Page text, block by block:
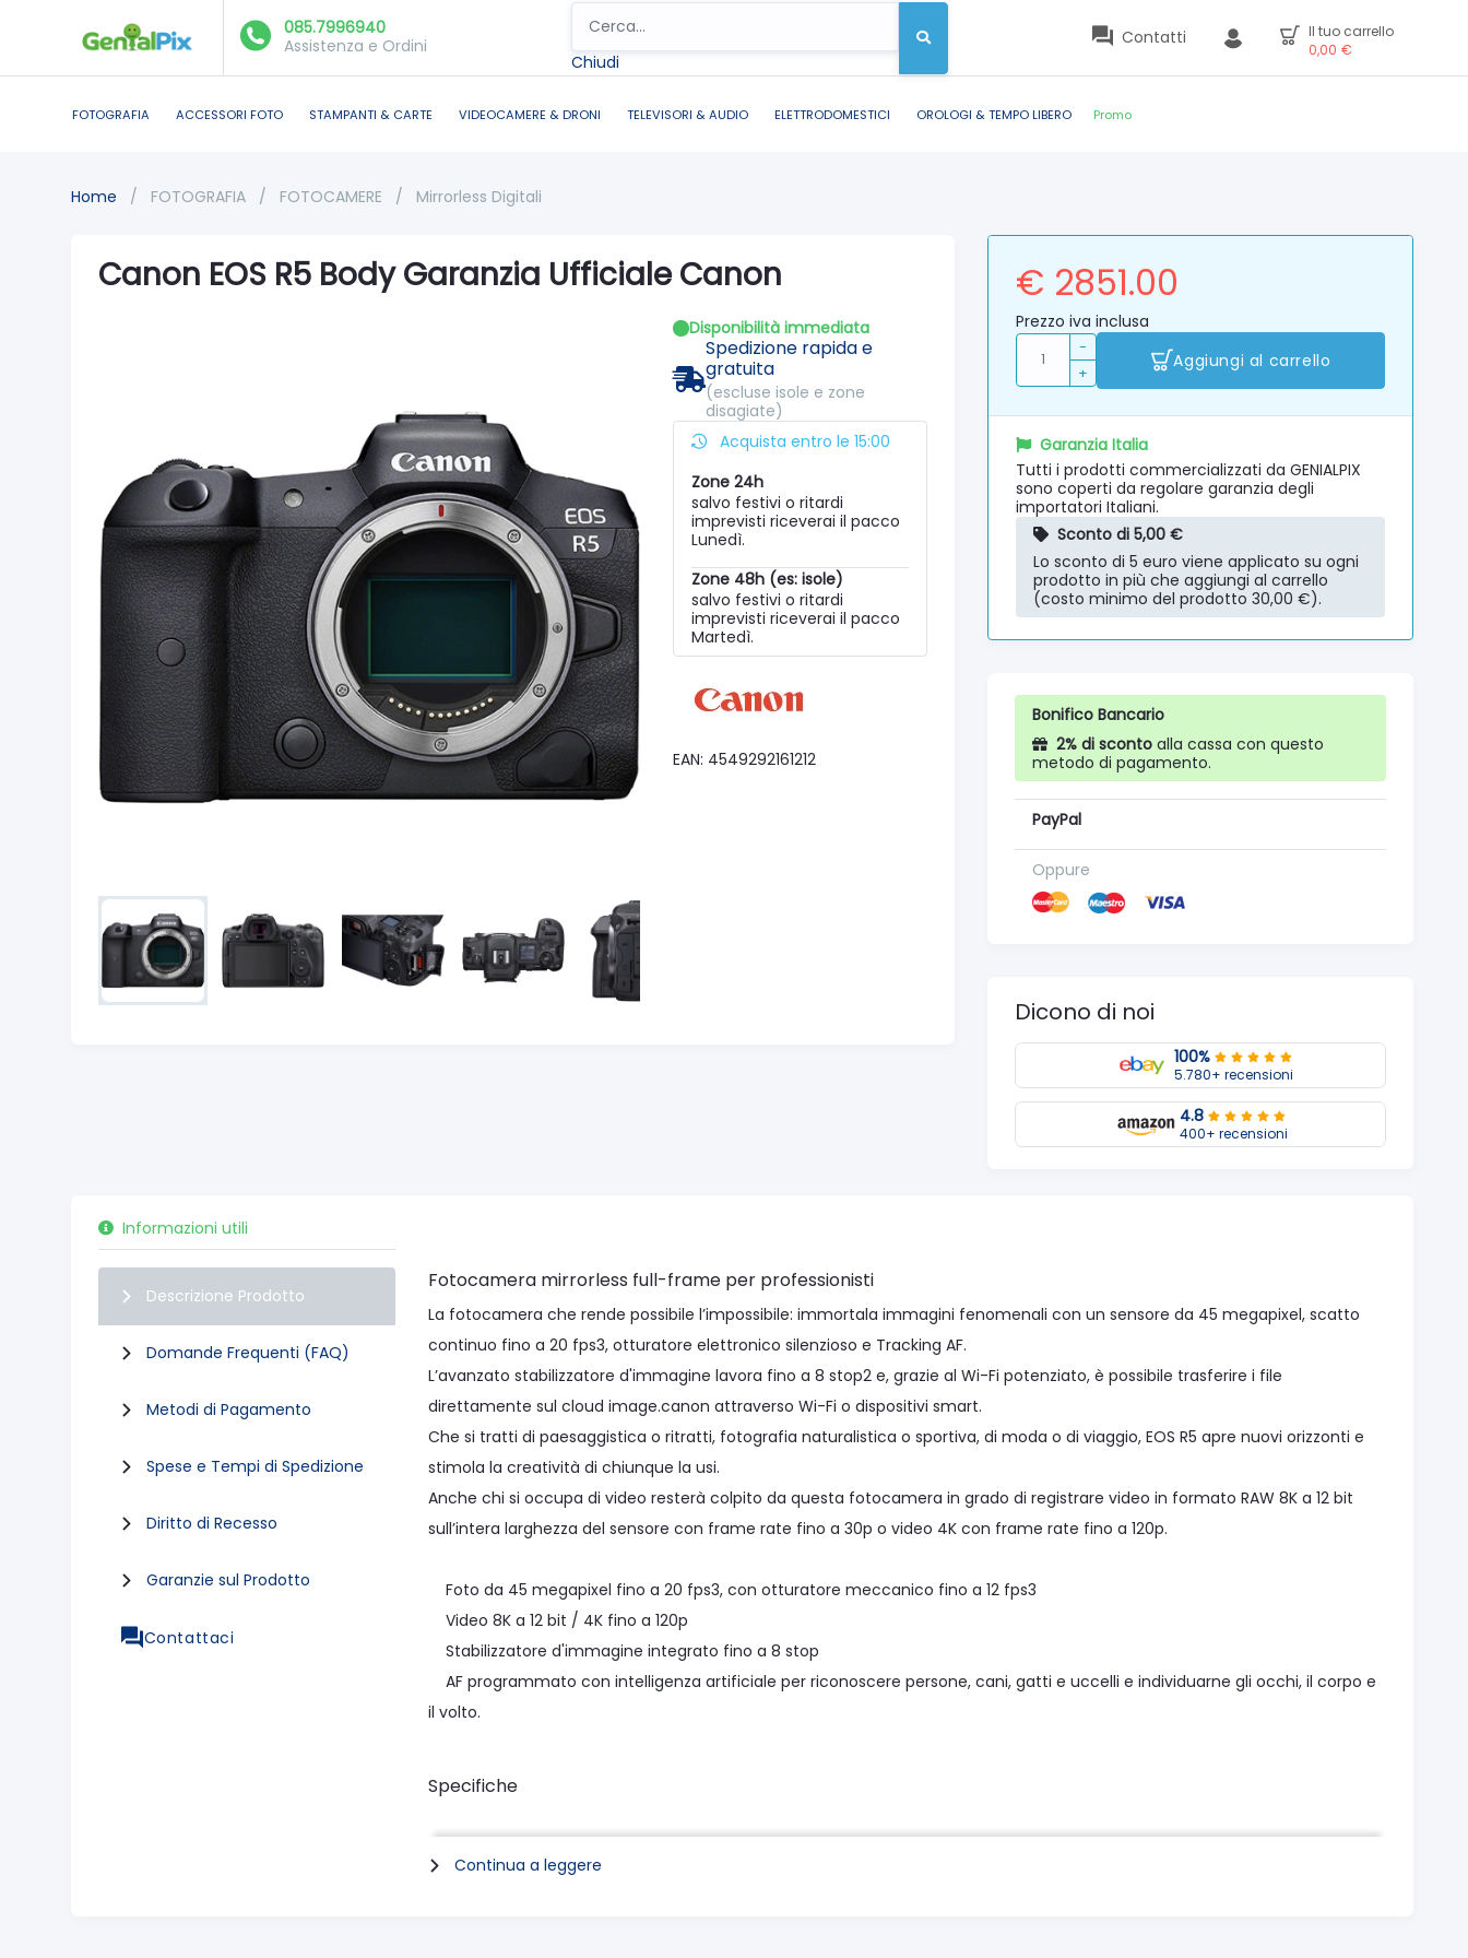
085.7996940
Assistenza e Ordini
Chiudi
Contatti
Il tuo carrello
0,00 €
FOTOGRAFIA ACCESSORI FOTO STAMPANTI & CARTE VIDEOCAMERE & DRONI TELEVISORI & AUDIO ELETTRODOMESTICI OROLOGI & TEMPO LIBERO Promo
Home / FOTOGRAFIA / FOTOCAMERE / Mirrorless Digitali
Canon EOS R5 Body Garanzia Ufficiale Canon
Disponibilità immediata
Spedizione rapida e
gratuita
(escluse isole e zone
disagiate)
Acquista entro le 15:00
Zone 24h
salvo festivi o ritardi
imprevisti riceverai il pacco
Lunedì.
Zone 48h (es: isole)
salvo festivi o ritardi
imprevisti riceverai il pacco
Martedì.
EAN: 4549292161212
€ 2851.00
Prezzo iva inclusa
-
+
Aggiungi al carrello
Garanzia Italia
Tutti i prodotti commercializzati da GENIALPIX
sono coperti da regolare garanzia degli
importatori Italiani.
Sconto di 5,00 €
Lo sconto di 5 euro viene applicato su ogni
prodotto in più che aggiungi al carrello
(costo minimo del prodotto 30,00 €).
Bonifico Bancario
2% di sconto alla cassa con questo
metodo di pagamento.
PayPal
Oppure
Dicono di noi
100%
5.780+ recensioni
4.8
400+ recensioni
Informazioni utili
Descrizione Prodotto
Domande Frequenti (FAQ)
Metodi di Pagamento
Spese e Tempi di Spedizione
Diritto di Recesso
Garanzie sul Prodotto
Contattaci
Fotocamera mirrorless full-frame per professionisti
La fotocamera che rende possibile l’impossibile: immortala immagini fenomenali con un sensore da 45 megapixel, scatto
continuo fino a 20 fps3, otturatore elettronico silenzioso e Tracking AF.
L’avanzato stabilizzatore d'immagine lavora fino a 8 stop2 e, grazie al Wi-Fi potenziato, è possibile trasferire i file
direttamente sul cloud image.canon attraverso Wi-Fi o dispositivi smart.
Che si tratti di paesaggistica o ritratti, fotografia naturalistica o sportiva, di moda o di viaggio, EOS R5 apre nuovi orizzonti e
stimola la creatività di chiunque la usi.
Anche chi si occupa di video resterà colpito da questa fotocamera in grado di registrare video in formato RAW 8K a 12 bit
sull’intera larghezza del sensore con frame rate fino a 30p o video 4K con frame rate fino a 120p.
Foto da 45 megapixel fino a 20 fps3, con otturatore meccanico fino a 12 fps3
Video 8K a 12 bit / 4K fino a 120p
Stabilizzatore d'immagine integrato fino a 8 stop
AF programmato con intelligenza artificiale per riconoscere persone, cani, gatti e uccelli e individuarne gli occhi, il corpo e
il volto.
Specifiche
Sensore full-frame da 45 megapixel - gamma dinamica e dettagli straordinari
20 frame al secondo - non perdere neanche un momento
Continua a leggere